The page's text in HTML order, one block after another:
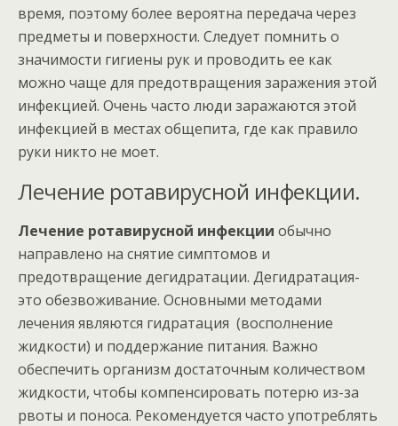
время, поэтому более вероятна передача через
предметы и поверхности. Следует помнить о
значимости гигиены рук и проводить ее как
можно чаще для предотвращения заражения этой
инфекцией. Очень часто люди заражаются этой
инфекцией в местах общепита, где как правило
руки никто не моет.
Лечение ротавирусной инфекции.
Лечение ротавирусной инфекции обычно
направлено на снятие симптомов и
предотвращение дегидратации. Дегидратация-
это обезвоживание. Основными методами
лечения являются гидратация (восполнение
жидкости) и поддержание питания. Важно
обеспечить организм достаточным количеством
жидкости, чтобы компенсировать потерю из-за
рвоты и поноса. Рекомендуется часто употреблять